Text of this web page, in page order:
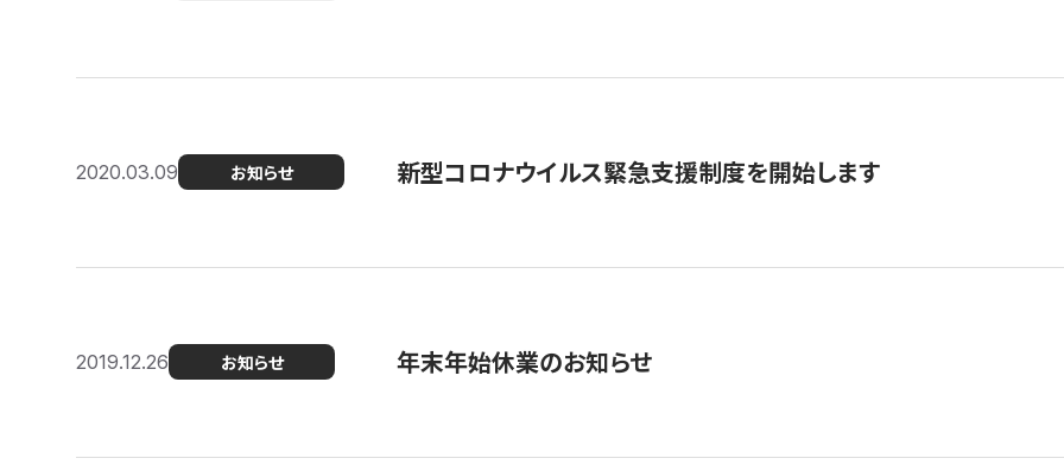
2020.03.09 お知らせ 新型コロナウイルス緊急支援制度を開始します
2019.12.26 お知らせ 年末年始休業のお知らせ